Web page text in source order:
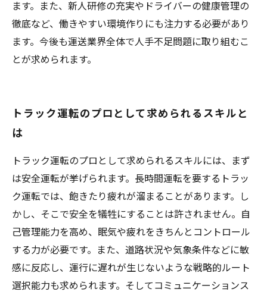
ます。また、新人研修の充実やドライバーの健康管理の
徹底など、働きやすい環境作りにも注力する必要があり
ます。今後も運送業界全体で人手不足問題に取り組むこ
とが求められます。
トラック運転のプロとして求められるスキルと
は
トラック運転のプロとして求められるスキルには、まず
は安全運転が挙げられます。長時間運転を要するトラッ
ク運転では、飽きたり疲れが溜まることがあります。し
かし、そこで安全を犠牲にすることは許されません。自
己管理能力を高め、眠気や疲れをきちんとコントロール
する力が必要です。また、道路状況や気象条件などに敏
感に反応し、運行に遅れが生じないような戦略的ルート
選択能力も求められます。そしてコミュニケーションス